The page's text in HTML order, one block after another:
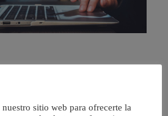
Project Management).
sitio web para ofrecerte la